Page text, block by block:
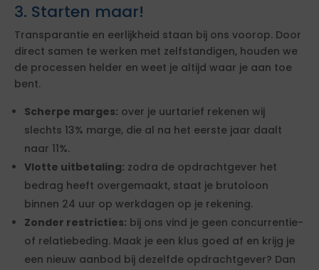
3. Starten maar!
Transparantie en eerlijkheid staan bij ons voorop. Door
direct samen te werken met zelfstandigen, houden we
de processen helder en weet je altijd waar je aan toe
bent.
Scherpe marges: over je uurtarief rekenen wij
slechts 13% marge, die al na het eerste jaar daalt
naar 11%.
Vlotte uitbetaling: zodra de opdrachtgever het
bedrag heeft overgemaakt, staat je brutoloon
binnen 24 uur op werkdagen op je rekening.
Zonder restricties: bij ons vind je geen concurrentie-
of relatiebeding. Maak je een klus goed af en krijg je
een nieuw aanbod bij dezelfde opdrachtgever? Dan